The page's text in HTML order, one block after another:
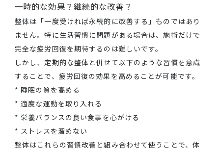
一時的な効果？継続的な改善？
整体は「一度受ければ永続的に改善する」ものではあり
ません。特に生活習慣に問題がある場合は、施術だけで
完全な疲労回復を期待するのは難しいです。
しかし、定期的な整体と併せて以下のような習慣を意識
することで、疲労回復の効果を高めることが可能です。
* 睡眠の質を高める
* 適度な運動を取り入れる
* 栄養バランスの良い食事を心がける
* ストレスを溜めない
整体はこれらの習慣改善と組み合わせて使うことで、体